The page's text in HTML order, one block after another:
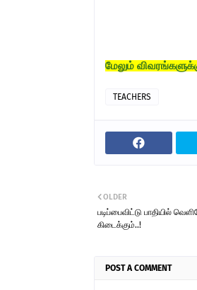
மேலும்
TEACHERS
OLDER
படிப்பைவிட்டு பாதியில்
கிடைக்கும்..!
POST A COMMENT